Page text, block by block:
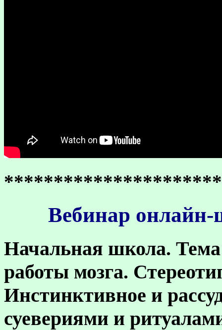
Вебинар
Начальная школа.
работы мозга.
Инстинктивное и
суевериями и